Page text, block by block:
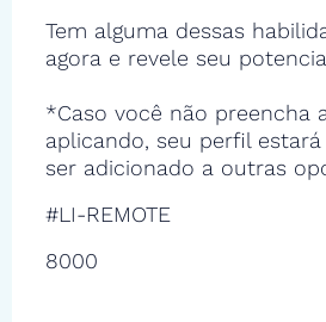
Tem alguma dessas
agora e revele seu
*Caso você não preencha
aplicando, seu perfil
ser adicionado a outras
#LI-REMOTE
8000